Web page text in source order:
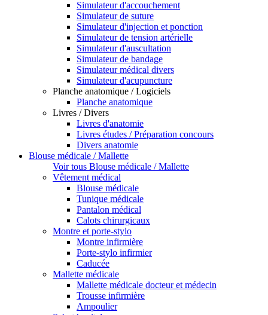
Simulateur d'accouchement
Simulateur de suture
Simulateur d'injection et ponction
Simulateur de tension artérielle
Simulateur d'auscultation
Simulateur de bandage
Simulateur médical divers
Simulateur d'acupuncture
Planche anatomique / Logiciels
Planche anatomique
Livres / Divers
Livres d'anatomie
Livres études / Préparation concours
Divers anatomie
Blouse médicale / Mallette
Voir tous Blouse médicale / Mallette
Vêtement médical
Blouse médicale
Tunique médicale
Pantalon médical
Calots chirurgicaux
Montre et porte-stylo
Montre infirmière
Porte-stylo infirmier
Caducée
Mallette médicale
Mallette médicale docteur et médecin
Trousse infirmière
Ampoulier